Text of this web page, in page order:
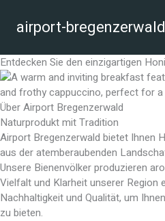
Inhalt
springenairport-
Entdecken Sie den einzigartigen
Über Airport Bregenzerwald
Naturprodukt mit Tradition
Airport Bregenzerwald bietet Ihnen
aus der atemberaubenden
Unsere Bienenvölker produzieren
Vielfalt und Klarheit unserer Region
Nachhaltigkeit und Qualität, um
zu bieten.